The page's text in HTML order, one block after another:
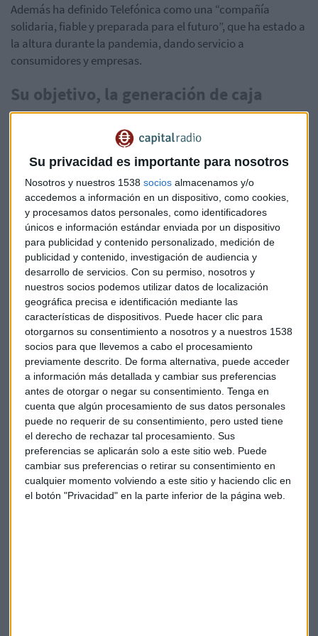
Su privacidad es importante para nosotros
Nosotros y nuestros 1538 socios almacenamos y/o
accedemos a información en un dispositivo, como cookies,
y procesamos datos personales, como identificadores
únicos e información estándar enviada por un dispositivo
para publicidad y contenido personalizado, medición de
publicidad y contenido, investigación de audiencia y
desarrollo de servicios. Con su permiso, nosotros y
nuestros socios podemos utilizar datos de localización
geográfica precisa e identificación mediante las
características de dispositivos. Puede hacer clic para
otorgarnos su consentimiento a nosotros y a nuestros 1538
socios para que llevemos a cabo el procesamiento
previamente descrito. De forma alternativa, puede acceder
a información más detallada y cambiar sus preferencias
antes de otorgar o negar su consentimiento. Tenga en
cuenta que algún procesamiento de sus datos personales
puede no requerir de su consentimiento, pero usted tiene
el derecho de rechazar tal procesamiento. Sus
preferencias se aplicarán solo a este sitio web. Puede
cambiar sus preferencias o retirar su consentimiento en
cualquier momento volviendo a este sitio y haciendo clic en
el botón "Privacidad" en la parte inferior de la página web.
Además ha definido Telefónica como una “compañía
solidaria, fiable y preparada para el futuro”, que ha estado a
la altura durante la pandemia, dando servicio a
consumidores y empresas.
Su objetivo, la generación de caja
Según ha explicado el presidente de Telefónica,el objetivo
financiero para este ejercicio es optimizar la
. También ha querido destacar el
aumento del flujo de caja libre del último año.
La junta ha aprobado además que el pago del segundo
tramo del dividendo de 2019 de 0,2 euros se realice en junio
próximo. El primer tramo de 2020 se pagará a finales de este
año, mediante la modalidad descrip dividend.
Sobre elcomportamiento de la acción, ha dicho que se
está viendo afectada por lacrisis del coronavirus
también por el crecimiento de la competencia. Pero confía
en que el trabajo que están haciendo, para cumplir sus
objetivos financieros, se refleje en la cotización.
Y es que la firma ha cumplido con los objetivos financieros y
no financieros en 2019, consu compromiso de mantener
el dividendo,y con las primeras fases del plan de ejecución
de la Nueva Telefonica.
Un plan puesto en marcha el año pasado, que contempla
centrarse en sus cuatro mercados clave (España, Brasil,
Reino Unido y Alemania).